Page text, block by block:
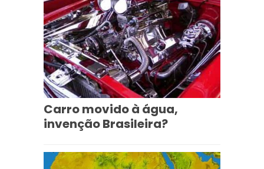
Carro movido à água,
invenção Brasileira?